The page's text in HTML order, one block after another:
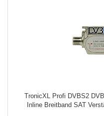
TronicXL Profi DVBS2
Inline Breitband SAT